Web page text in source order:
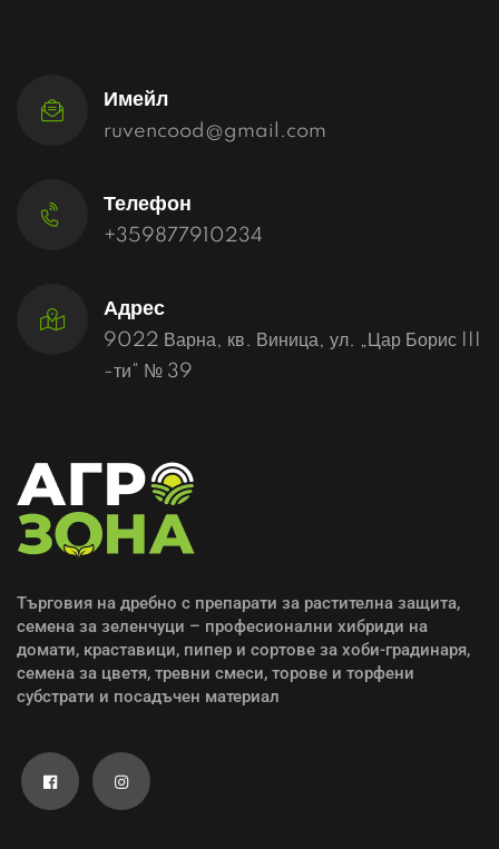
Имейл
ruvencood@gmail.com
Телефон
+359877910234
Адрес
9022 Варна, кв. Виница, ул. „Цар Борис III
-ти“ № 39
Търговия на дребно с препарати за растителна защита,
семена за зеленчуци – професионални хибриди на
домати, краставици, пипер и сортове за хоби-градинаря,
семена за цветя, тревни смеси, торове и торфени
субстрати и посадъчен материал